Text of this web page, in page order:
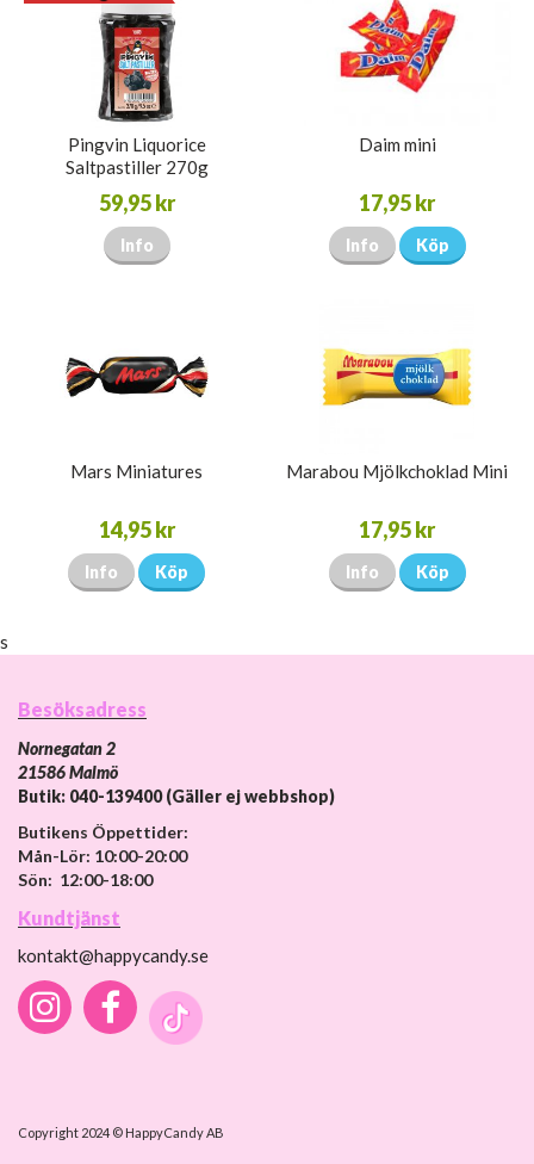
Pingvin Liquorice
Saltpastiller 270g
59,95 kr
Info
Daim mini
17,95 kr
Info Köp
Mars Miniatures
14,95 kr
Info Köp
Marabou Mjölkchoklad Mini
17,95 kr
Info Köp
s
Besöksadress
Nornegatan 2
21586 Malmö
Butik: 040-139400 (Gäller ej webbshop)
Butikens Öppettider:
Mån-Lör: 10:00-20:00
Sön: 12:00-18:00
Kundtjänst
kontakt@happycandy.se
Copyright 2024 © HappyCandy AB